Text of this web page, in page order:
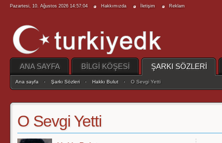
Pazartesi, 10. Ağustos 2026 14:57:04 Hakkımızda İletişim Reklam
ANA SAYFA BİLGİ KÖŞESİ ŞARKI SÖZLERİ
Ana sayfa Şarkı Sözleri Hakkı Bulut O Sevgi Yetti
O Sevgi Yetti